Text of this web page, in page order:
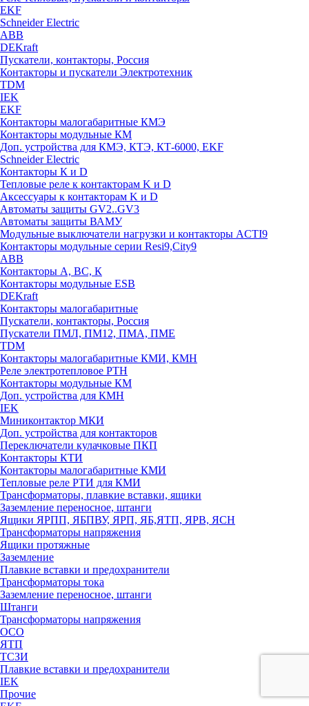
EKF
Schneider Electric
ABB
DEKraft
Пускатели, контакторы, Россия
Контакторы и пускатели Электротехник
TDM
IEK
EKF
Контакторы малогабаритные КМЭ
Контакторы модульные КМ
Доп. устройства для КМЭ, КТЭ, КТ-6000, EKF
Schneider Electric
Контакторы К и D
Тепловые реле к контакторам K и D
Аксессуары к контакторам K и D
Автоматы защиты GV2..GV3
Автоматы защиты ВАМУ
Модульные выключатели нагрузки и контакторы ACTI9
Контакторы модульные серии Resi9,City9
ABB
Контакторы А, ВС, К
Контакторы модульные ESB
DEKraft
Контакторы малогабаритные
Пускатели, контакторы, Россия
Пускатели ПМЛ, ПМ12, ПМА, ПМЕ
TDM
Контакторы малогабаритные КМИ, КМН
Реле электротепловое РТН
Контакторы модульные КМ
Доп. устройства для КМН
IEK
Миниконтактор МКИ
Доп. устройства для контакторов
Переключатели кулачковые ПКП
Контакторы КТИ
Контакторы малогабаритные КМИ
Тепловые реле РTИ для КМИ
Трансформаторы, плавкие вставки, ящики
Заземление переносное, штанги
Ящики ЯРПП, ЯБПВУ, ЯРП, ЯБ,ЯТП, ЯРВ, ЯСН
Трансформаторы напряжения
Ящики протяжные
Заземление
Плавкие вставки и предохранители
Трансформаторы тока
Заземление переносное, штанги
Штанги
Трансформаторы напряжения
ОСО
ЯТП
ТСЗИ
Плавкие вставки и предохранители
IEK
Прочие